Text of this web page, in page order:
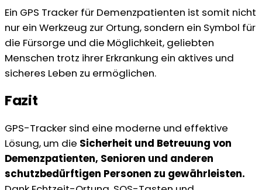
Ein GPS Tracker für Demenzpatienten ist somit nicht
nur ein Werkzeug zur Ortung, sondern ein Symbol für
die Fürsorge und die Möglichkeit, geliebten
Menschen trotz ihrer Erkrankung ein aktives und
sicheres Leben zu ermöglichen.
Fazit
GPS-Tracker sind eine moderne und effektive
Lösung, um die Sicherheit und Betreuung von
Demenzpatienten, Senioren und anderen
schutzbedürftigen Personen zu gewährleisten.